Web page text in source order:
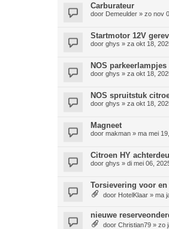
Carburateur
door Demeulder » zo nov
Startmotor 12V
door ghys » za okt 18,
NOS parkeerlampjes
door ghys » za okt 18,
NOS spruitstuk
door ghys » za okt 18,
Magneet
door makman » ma mei
Citroen HY
door ghys » di mei 06,
Torsievering voor
door HotelKlaar » ma
nieuwe
door Christian79 » zo